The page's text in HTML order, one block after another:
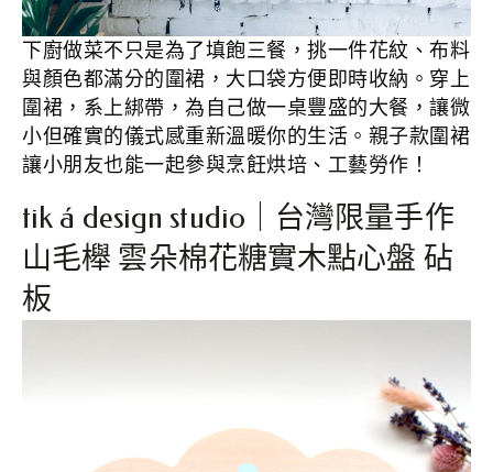
下廚做菜不只是為了填飽三餐，挑一件花紋、布料
與顏色都滿分的圍裙，大口袋方便即時收納。穿上
圍裙，系上綁帶，為自己做一桌豐盛的大餐，讓微
小但確實的儀式感重新溫暖你的生活。親子款圍裙
讓小朋友也能一起參與烹飪烘培、工藝勞作！
tik á design studio｜台灣限量手作
山毛櫸 雲朵棉花糖實木點心盤 砧
板